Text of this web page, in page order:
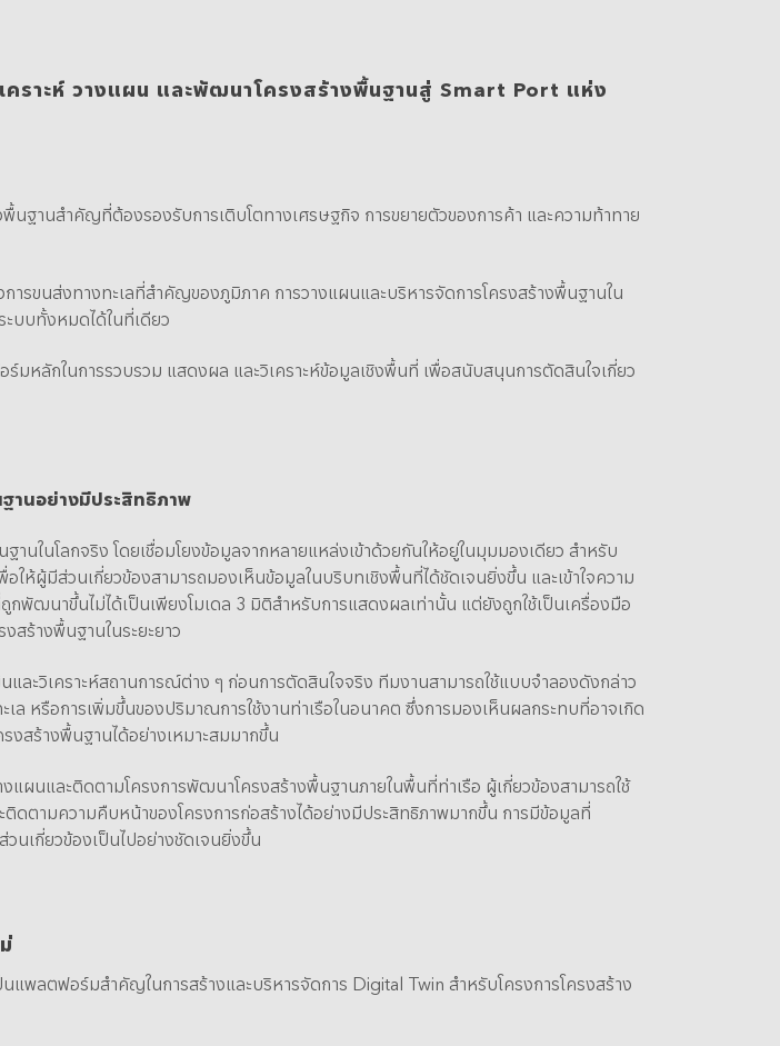
ราะห์ วางแผน และพัฒนาโครงสร้างพื้นฐานสู่ Smart Port แห่ง
ฐานสำคัญที่ต้องรองรับการเติบโตทางเศรษฐกิจ การขยายตัวของการค้า และความท้าทาย
ารขนส่งทางทะเลที่สำคัญของภูมิภาค การวางแผนและบริหารจัดการโครงสร้างพื้นฐานใน
บบทั้งหมดได้ในที่เดียว
ร์มหลักในการรวบรวม แสดงผล และวิเคราะห์ข้อมูลเชิงพื้นที่ เพื่อสนับสนุนการตัดสินใจเกี่ยว
านอย่างมีประสิทธิภาพ
ในโลกจริง โดยเชื่อมโยงข้อมูลจากหลายแหล่งเข้าด้วยกันให้อยู่ในมุมมองเดียว สำหรับ
ห้ผู้มีส่วนเกี่ยวข้องสามารถมองเห็นข้อมูลในบริบทเชิงพื้นที่ได้ชัดเจนยิ่งขึ้น และเข้าใจความ
พัฒนาขึ้นไม่ได้เป็นเพียงโมเดล 3 มิติสำหรับการแสดงผลเท่านั้น แต่ยังถูกใช้เป็นเครื่องมือ
สร้างพื้นฐานในระยะยาว
ะวิเคราะห์สถานการณ์ต่าง ๆ ก่อนการตัดสินใจจริง ทีมงานสามารถใช้แบบจำลองดังกล่าว
หรือการเพิ่มขึ้นของปริมาณการใช้งานท่าเรือในอนาคต ซึ่งการมองเห็นผลกระทบที่อาจเกิด
สร้างพื้นฐานได้อย่างเหมาะสมมากขึ้น
ผนและติดตามโครงการพัฒนาโครงสร้างพื้นฐานภายในพื้นที่ท่าเรือ ผู้เกี่ยวข้องสามารถใช้
ดตามความคืบหน้าของโครงการก่อสร้างได้อย่างมีประสิทธิภาพมากขึ้น การมีข้อมูลที่
นเกี่ยวข้องเป็นไปอย่างชัดเจนยิ่งขึ้น
พลตฟอร์มสำคัญในการสร้างและบริหารจัดการ Digital Twin สำหรับโครงการโครงสร้าง